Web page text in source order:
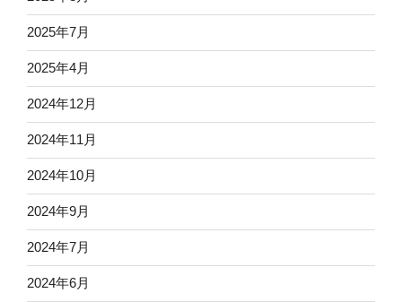
2025年7月
2025年4月
2024年12月
2024年11月
2024年10月
2024年9月
2024年7月
2024年6月